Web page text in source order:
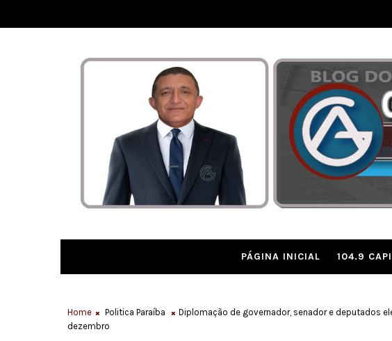
PÁGINA INICIAL 104.9
Home Politica Paraíba
Diplomação de governador, senador e deputados
dezembro